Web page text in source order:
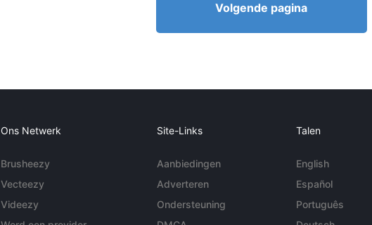
Volgende pagina
Ons Netwerk
Brusheezy
Vecteezy
Videezy
Site-Links
Aanbiedingen
Adverteren
Ondersteuning
Talen
English
Español
Português